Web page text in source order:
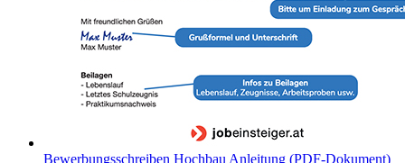
Bewerbungsschreiben Hochbau Anleitung (PDF-Dokument)